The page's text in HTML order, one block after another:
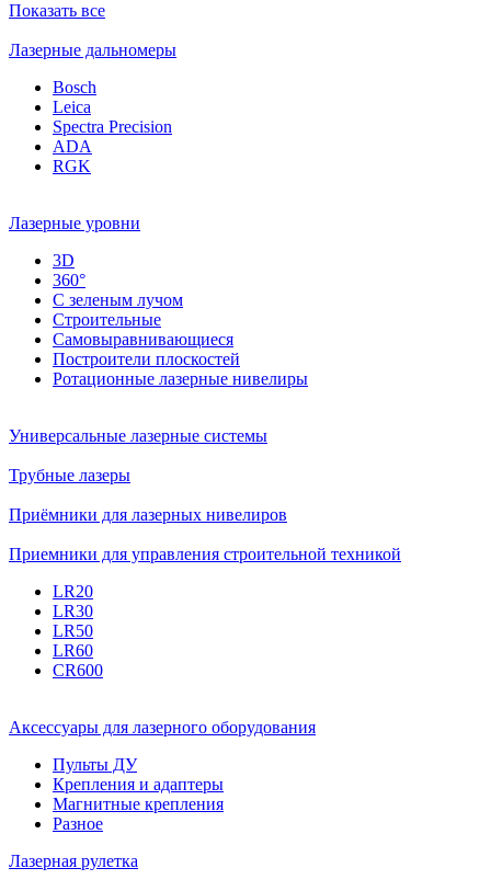
Показать все
Лазерные дальномеры
Bosch
Leica
Spectra Precision
ADA
RGK
Лазерные уровни
3D
360°
С зеленым лучом
Строительные
Самовыравнивающиеся
Построители плоскостей
Ротационные лазерные нивелиры
Универсальные лазерные системы
Трубные лазеры
Приёмники для лазерных нивелиров
Приемники для управления строительной техникой
LR20
LR30
LR50
LR60
CR600
Аксессуары для лазерного оборудования
Пульты ДУ
Крепления и адаптеры
Магнитные крепления
Разное
Лазерная рулетка